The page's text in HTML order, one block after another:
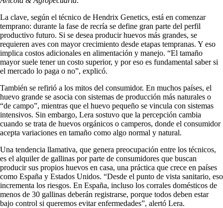
La clave, según el técnico de Hendrix Genetics, está en comenzar
temprano: durante la fase de recría se define gran parte del perfil
productivo futuro. Si se desea producir huevos más grandes, se
requieren aves con mayor crecimiento desde etapas tempranas. Y eso
implica costos adicionales en alimentación y manejo. “El tamaño
mayor suele tener un costo superior, y por eso es fundamental saber si
el mercado lo paga o no”, explicó.
También se refirió a los mitos del consumidor. En muchos países, el
huevo grande se asocia con sistemas de producción más naturales o
“de campo”, mientras que el huevo pequeño se vincula con sistemas
intensivos. Sin embargo, Lera sostuvo que la percepción cambia
cuando se trata de huevos orgánicos o camperos, donde el consumidor
acepta variaciones en tamaño como algo normal y natural.
Una tendencia llamativa, que genera preocupación entre los técnicos,
es el alquiler de gallinas por parte de consumidores que buscan
producir sus propios huevos en casa, una práctica que crece en países
como España y Estados Unidos. “Desde el punto de vista sanitario, eso
incrementa los riesgos. En España, incluso los corrales domésticos de
menos de 30 gallinas deberán registrarse, porque todos deben estar
bajo control si queremos evitar enfermedades”, alertó Lera.